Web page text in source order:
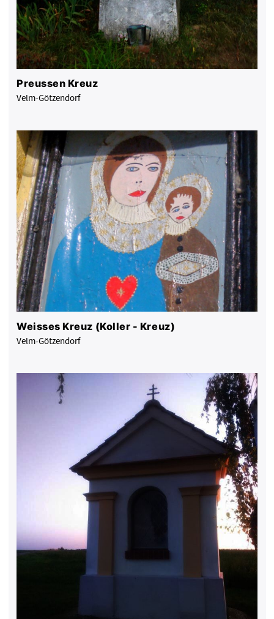
Preussen Kreuz
Velm-Götzendorf
Weisses Kreuz (Koller - Kreuz)
Velm-Götzendorf